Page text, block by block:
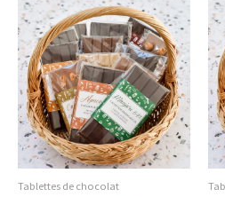
Tablettes de chocolat